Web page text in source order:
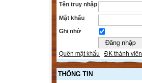
Tên truy nhập
Mật khẩu
Ghi nhớ
Quên mật khẩu ĐK thành viên
THÔNG TIN